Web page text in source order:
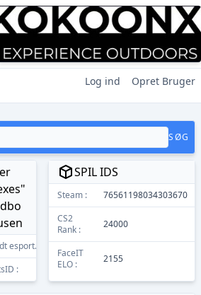
Log ind Opret Bruger
SØG
esport.dk
22/04/2026
:
14111
SPIL IDS
Steam :
76561198034303670
CS2
Rank :
24000
FaceIT
ELO :
2155